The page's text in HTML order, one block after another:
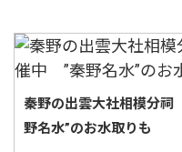
秦野の出雲大社相模分
野名水”のお水取りも